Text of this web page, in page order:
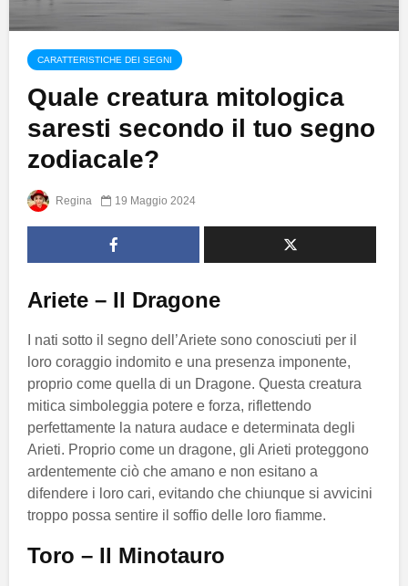
CARATTERISTICHE DEI SEGNI
Quale creatura mitologica
saresti secondo il tuo segno
zodiacale?
Regina 19 Maggio 2024
Ariete – Il Dragone
I nati sotto il segno dell’Ariete sono conosciuti per il
loro coraggio indomito e una presenza imponente,
proprio come quella di un Dragone. Questa creatura
mitica simboleggia potere e forza, riflettendo
perfettamente la natura audace e determinata degli
Arieti. Proprio come un dragone, gli Arieti proteggono
ardentemente ciò che amano e non esitano a
difendere i loro cari, evitando che chiunque si avvicini
troppo possa sentire il soffio delle loro fiamme.
Toro – Il Minotauro